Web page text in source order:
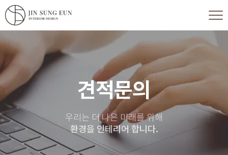
견적문의
우리는 더 나은 미래를 위해
환경을 인테리어 합니다.